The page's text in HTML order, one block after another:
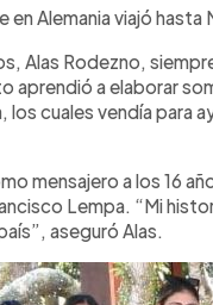
en Alemania viajó
Alas Rodezno,
aprendió a elaborar
los cuales vendía para
mensajero a los 16
Lempa. “Mi
aseguró Alas.